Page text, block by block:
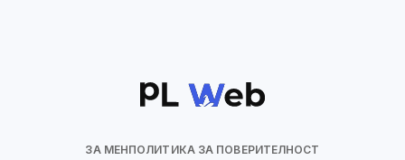
ЗА МЕНПОЛИТИКА ЗА ПОВЕРИТЕЛНОСТ